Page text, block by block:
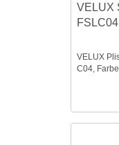
VELUX
VELUX
C04,